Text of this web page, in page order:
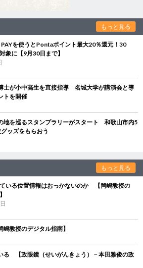
もっと見る
PAYを使うとPontaポイント最大20％還元！30
象に【9月30日まで】
士が小中高生を直接指導 名城大学が講演会と導
トを開催
地を巡るスタンプラリーがスタート 和歌山市内5
ッズをもらおう
もっと見る
いる位置情報はおっかないのか 【岡嶋教授の
教授のデジタル指南】
る 【政眼鏡（せいがんきょう）－本田雅俊の政